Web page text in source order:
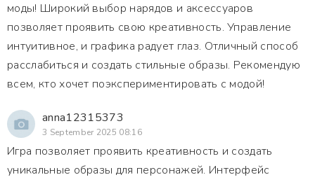
моды! Широкий выбор нарядов и аксессуаров
позволяет проявить свою креативность. Управление
интуитивное, и графика радует глаз. Отличный способ
расслабиться и создать стильные образы. Рекомендую
всем, кто хочет поэкспериментировать с модой!
anna12315373
3 September 2025 08:16
Игра позволяет проявить креативность и создать
уникальные образы для персонажей. Интерфейс